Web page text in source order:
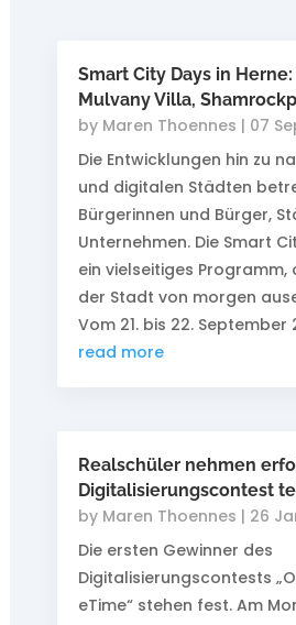
Smart City Days in Herne:
Mulvany Villa,
by Maren Thoennes | 07
Die Entwicklungen hin zu
und digitalen Städten
Bürgerinnen und Bürger,
Unternehmen. Die Smart
ein vielseitiges Programm,
der Stadt von morgen
Vom 21. bis 22. September
read more
Realschüler nehmen
Digitalisierungscontest
by Maren Thoennes | 26
Die ersten Gewinner des
Digitalisierungscontests
eTime“ stehen fest. Am